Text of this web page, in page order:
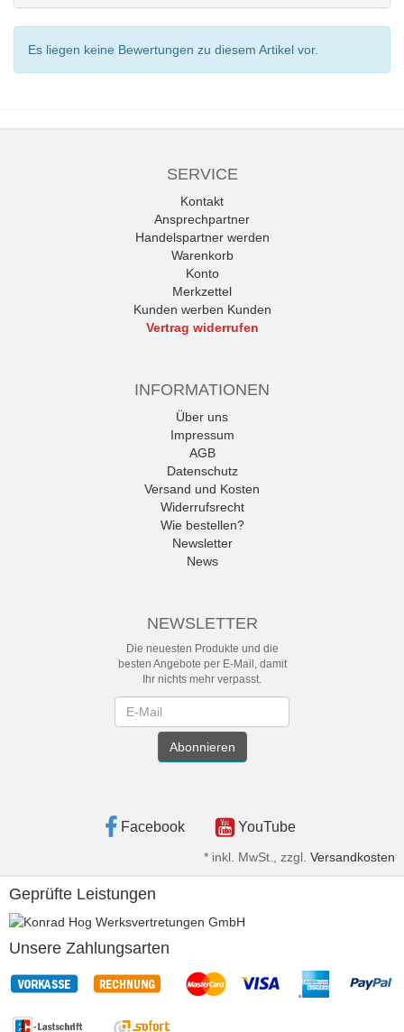
Es liegen keine Bewertungen zu diesem Artikel vor.
SERVICE
Kontakt
Ansprechpartner
Handelspartner werden
Warenkorb
Konto
Merkzettel
Kunden werben Kunden
Vertrag widerrufen
INFORMATIONEN
Über uns
Impressum
AGB
Datenschutz
Versand und Kosten
Widerrufsrecht
Wie bestellen?
Newsletter
News
NEWSLETTER
Die neuesten Produkte und die
besten Angebote per E-Mail, damit
Ihr nichts mehr verpasst.
Abonnieren
Facebook YouTube
* inkl. MwSt., zzgl. Versandkosten
Geprüfte Leistungen
Unsere Zahlungsarten